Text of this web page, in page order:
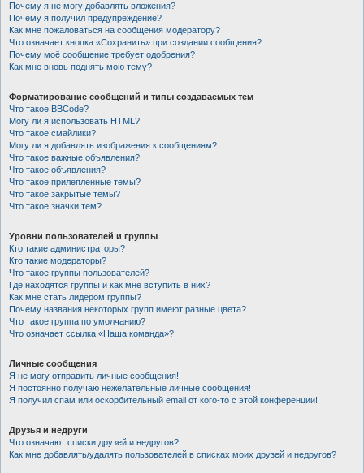
Почему я не могу добавлять вложения?
Почему я получил предупреждение?
Как мне пожаловаться на сообщения модератору?
Что означает кнопка «Сохранить» при создании сообщения?
Почему моё сообщение требует одобрения?
Как мне вновь поднять мою тему?
Форматирование сообщений и типы создаваемых тем
Что такое BBCode?
Могу ли я использовать HTML?
Что такое смайлики?
Могу ли я добавлять изображения к сообщениям?
Что такое важные объявления?
Что такое объявления?
Что такое прилепленные темы?
Что такое закрытые темы?
Что такое значки тем?
Уровни пользователей и группы
Кто такие администраторы?
Кто такие модераторы?
Что такое группы пользователей?
Где находятся группы и как мне вступить в них?
Как мне стать лидером группы?
Почему названия некоторых групп имеют разные цвета?
Что такое группа по умолчанию?
Что означает ссылка «Наша команда»?
Личные сообщения
Я не могу отправить личные сообщения!
Я постоянно получаю нежелательные личные сообщения!
Я получил спам или оскорбительный email от кого-то с этой конференции!
Друзья и недруги
Что означают списки друзей и недругов?
Как мне добавлять/удалять пользователей в списках моих друзей и недругов?